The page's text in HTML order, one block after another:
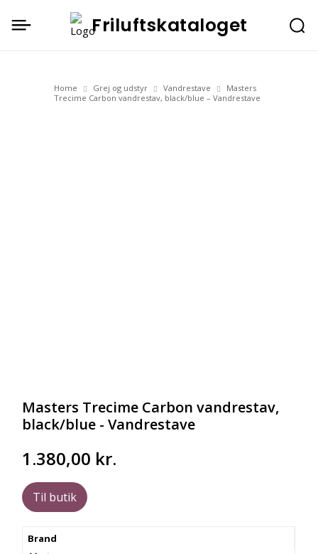
Friluftskataloget
Home Grej og udstyr Vandrestave
Masters
Trecime Carbon vandrestav, black/blue – Vandrestave
Masters Trecime Carbon vandrestav,
black/blue - Vandrestave
1.380,00 kr.
Til butik
Brand